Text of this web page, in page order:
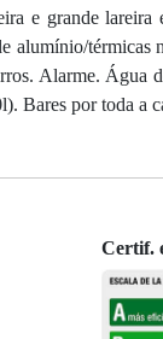
e grande lareira
alumínio/
Alarme.
Bares por toda a
Certif.